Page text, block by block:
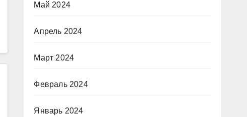
Май 2024
Апрель 2024
Март 2024
Февраль 2024
Январь 2024